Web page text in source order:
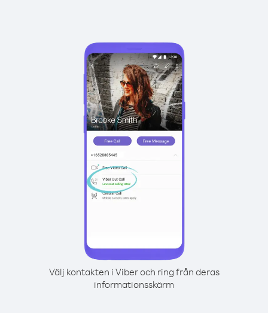
Välj kontakten i Viber och ring från deras
informationsskärm